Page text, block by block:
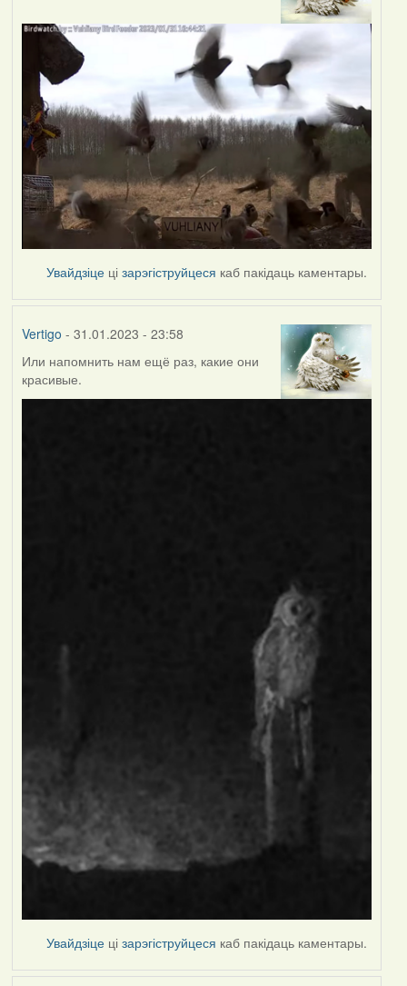
Увайдзіце цізарэгіструйцеся каб пакідаць каментары.
Vertigo - 31.01.2023 - 23:58
Или напомнить нам ещё раз, какие они
красивые.
Увайдзіце цізарэгіструйцеся каб пакідаць каментары.